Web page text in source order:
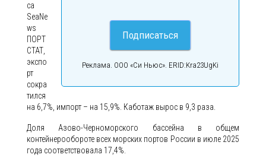
Подписаться
Реклама. ООО «Си Ньюс». ERID:Kra23UgKi
са
SeaNe
ws
ПОРТ
СТАТ,
экспо
рт
сокра
тился
на 6,7%, импорт – на 15,9%. Каботаж вырос в 9,3 раза.
Доля Азово-Черноморского бассейна в общем
контейнерообороте всех морских портов России в июле 2025
года соответствовала 17,4%.